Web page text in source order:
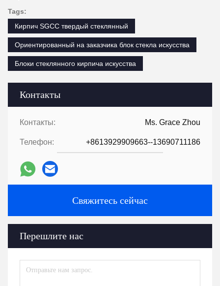
Контакты
Контакты: Ms. Grace Zhou
Телефон: +8613929909663--13690711186
Свяжитесь сейчас
Перешлите нас
Tags:
Кирпич SGCC твердый стеклянный
Ориентированный на заказчика блок стекла искусства
Блоки стеклянного кирпича искусства